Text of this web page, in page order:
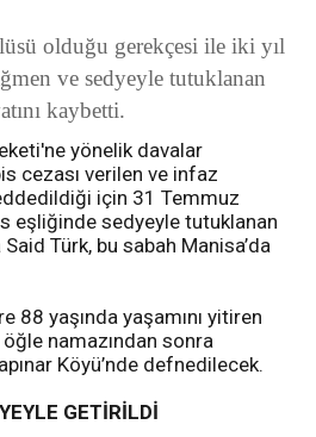
olduğu gerekçesi ile iki yıl
ve sedyeyle tutuklanan
kaybetti.
yönelik davalar
cezası verilen ve infaz
için 31 Temmuz
eşliğinde sedyeyle tutuklanan
Türk, bu sabah Manisa’da
88 yaşında yaşamını yitiren
öğle namazından sonra
Köyü’nde defnedilecek.
GETİRİLDİ